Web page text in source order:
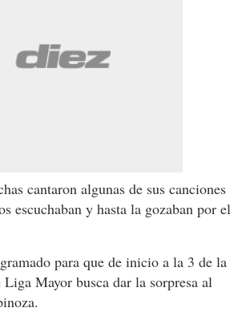
cantaron algunas de sus canciones
escuchaban y hasta la gozaban por el
para que de inicio a la 3 de la
Mayor busca dar la sorpresa al